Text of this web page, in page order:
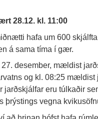
28.12. kl. 11:00
hafa um 600
á sama tíma í gær.
desember, mældist
og kl. 08:25
jarðskjálfar eru túlkaðir
þrýstings vegna